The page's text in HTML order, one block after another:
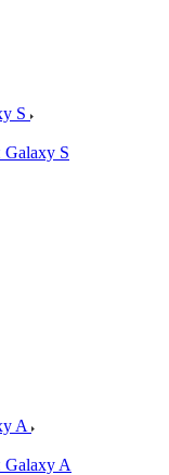
S
S
A
A